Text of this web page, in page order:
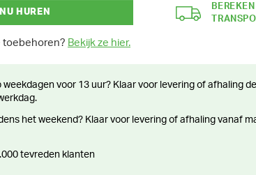
NU HUREN
toebehoren? Bekijk ze hier.
tevreden klanten